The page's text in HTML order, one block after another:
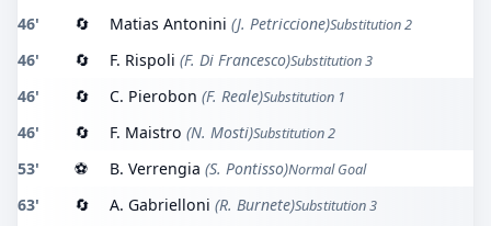
46' 🔄 Matias Antonini (J. Petriccione)Substitution 2
46' 🔄 F. Rispoli (F. Di Francesco)Substitution 3
46' 🔄 C. Pierobon (F. Reale)Substitution 1
46' 🔄 F. Maistro (N. Mosti)Substitution 2
53' ⚽ B. Verrengia (S. Pontisso)Normal Goal
63' 🔄 A. Gabrielloni (R. Burnete)Substitution 3